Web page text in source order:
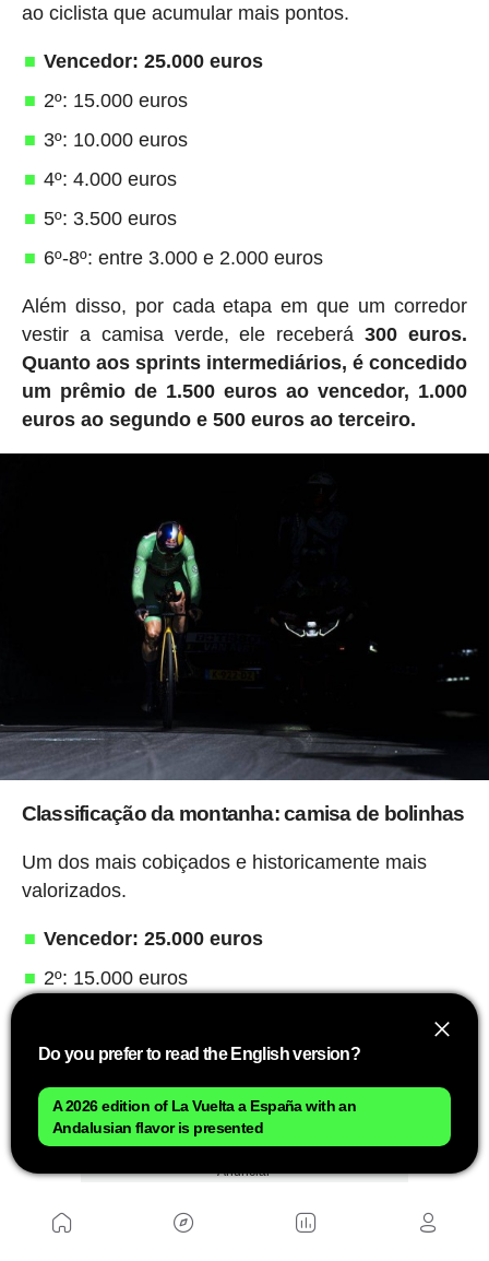
ao ciclista que acumular mais pontos.
Vencedor: 25.000 euros
2º: 15.000 euros
3º: 10.000 euros
4º: 4.000 euros
5º: 3.500 euros
6º-8º: entre 3.000 e 2.000 euros
Além disso, por cada etapa em que um corredor
vestir a camisa verde, ele receberá300 euros.
Quanto aos sprints intermediários, é concedido
um prêmio de 1.500 euros ao vencedor, 1.000
euros ao segundo e 500 euros ao terceiro.
Classificação da montanha: camisa de bolinhas
Um dos mais cobiçados e historicamente mais
valorizados.
Vencedor: 25.000 euros
2º: 15.000 euros
4º: 4.000 euros
5º: 3.500 euros
6º-8º: entre 3.000 e 2.000 euros
Anunciar
Do you prefer to read the English version?
A 2026 edition of La Vuelta a España with an
Andalusian flavor is presented